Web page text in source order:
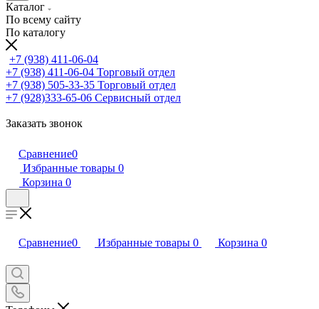
Каталог
По всему сайту
По каталогу
+7 (938) 411-06-04
+7 (938) 411-06-04 Торговый отдел
+7 (938) 505-33-35 Торговый отдел
+7 (928)333-65-06 Сервисный отдел
Заказать звонок
Сравнение0
Избранные товары 0
Корзина 0
Сравнение0 Избранные товары 0 Корзина 0